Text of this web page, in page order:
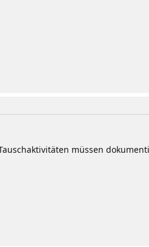
müssen